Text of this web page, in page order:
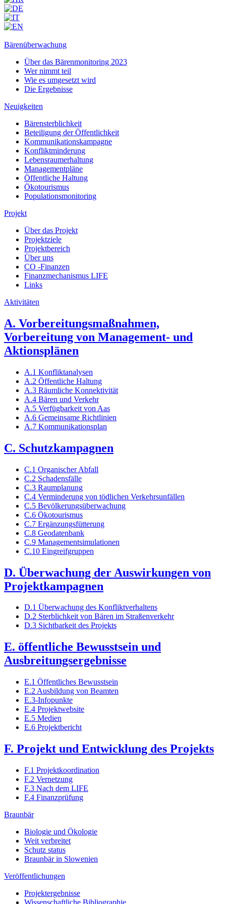
Bärenüberwachung
Über das Bärenmonitoring 2023
Wer nimmt teil
Wie es umgesetzt wird
Die Ergebnisse
Neuigkeiten
Bärensterblichkeit
Beteiligung der Öffentlichkeit
Kommunikationskampagne
Konfliktminderung
Lebensraumerhaltung
Managementpläne
Öffentliche Haltung
Ökotourismus
Populationsmonitoring
Projekt
Über das Projekt
Projektziele
Projektbereich
Über uns
CO -Finanzen
Finanzmechanismus LIFE
Links
Aktivitäten
A. Vorbereitungsmaßnahmen,
Vorbereitung von Management- und
Aktionsplänen
A.1 Konfliktanalysen
A.2 Öffentliche Haltung
A.3 Räumliche Konnektivität
A.4 Bären und Verkehr
A.5 Verfügbarkeit von Aas
A.6 Gemeinsame Richtlinien
A.7 Kommunikationsplan
C. Schutzkampagnen
C.1 Organischer Abfall
C.2 Schadensfälle
C.3 Raumplanung
C.4 Verminderung von tödlichen Verkehrsunfällen
C.5 Bevölkerungsüberwachung
C.6 Ökotourismus
C.7 Ergänzungsfütterung
C.8 Geodatenbank
C.9 Managementsimulationen
C.10 Eingreifgruppen
D. Überwachung der Auswirkungen von
Projektkampagnen
D.1 Überwachung des Konfliktverhaltens
D.2 Sterblichkeit von Bären im Straßenverkehr
D.3 Sichtbarkeit des Projekts
E. öffentliche Bewusstsein und
Ausbreitungsergebnisse
E.1 Öffentliches Bewusstsein
E.2 Ausbildung von Beamten
E.3-Infopunkte
E.4 Projektwebsite
E.5 Medien
E.6 Projektbericht
F. Projekt und Entwicklung des Projekts
F.1 Projektkoordination
F.2 Vernetzung
F.3 Nach dem LIFE
F.4 Finanzprüfung
Braunbär
Biologie und Ökologie
Weit verbreitet
Schutz status
Braunbär in Slowenien
Veröffentlichungen
Projektergebnisse
Wissenschaftliche Bibliographie